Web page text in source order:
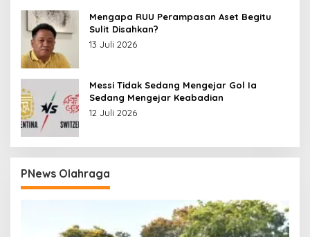
Mengapa RUU Perampasan Aset Begitu
Sulit Disahkan?
13 Juli 2026
Messi Tidak Sedang Mengejar Gol Ia
Sedang Mengejar Keabadian
12 Juli 2026
PNews Olahraga